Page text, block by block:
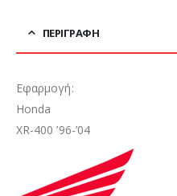
ΠΕΡΙΓΡΑΦΉ
Εφαρμογή:
Honda
XR-400 ’96-’04